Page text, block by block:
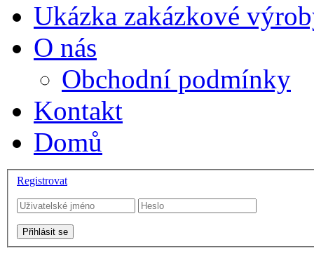
Ukázka zakázkové
O nás
Obchodní podmínky
Kontakt
Domů
Registrovat